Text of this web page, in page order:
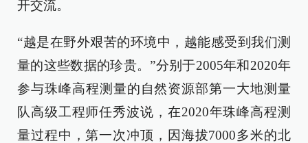
开交流。
“越是在野外艰苦的环境中，越能感受到我们测
量的这些数据的珍贵。”分别于2005年和2020年
参与珠峰高程测量的自然资源部第一大地测量
队高级工程师任秀波说，在2020年珠峰高程测
量过程中，第一次冲顶，因海拔7000多米的北